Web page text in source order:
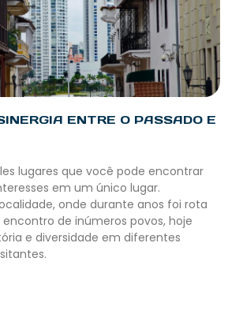
ENTRE O PASSADO E
lugares que você pode encontrar
em um único lugar.
onde durante anos foi rota
de inúmeros povos, hoje
e diversidade em diferentes